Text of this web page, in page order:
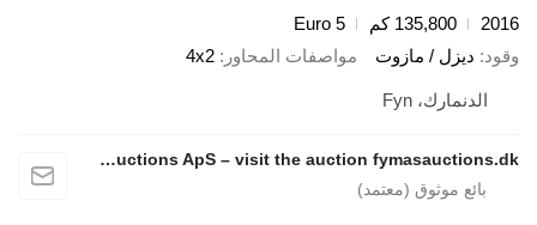
135,800 كم
Euro 5
ديزل / مازوت مواصفات المحاور 4x2
الدنمارك، Fyn
Fymas Auctions ApS – visit the auction fymasauctions.dk